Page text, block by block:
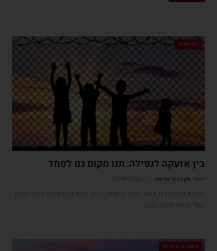
גוף ונפש
בין אזעקה לנפילה: תנו מקום גם לפחד
מערכת פנימה
במקום לנסות לדכא את הפחד והחרדה, כדאי לתת להם מקום. בינת הופמן
בטור מיוחד לרגל המצב
סיפורים אישיים